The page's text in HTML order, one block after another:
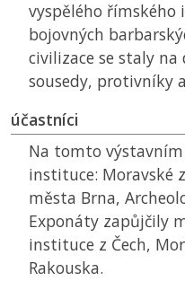
vyspělého římského
bojovných
civilizace se staly
sousedy, protivníky
účastníci
Na tomto
instituce: Moravské
města Brna,
Exponáty zapůjčily
instituce z Čech,
Rakouska.